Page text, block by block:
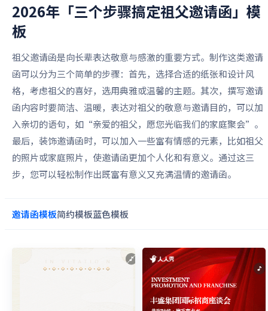
2026年「三个步骤搞定祖父邀请函」 模
板
祖父邀请函是向长辈表达敬意与感激的重要方式。制作这类邀请
函可以分为三个简单的步骤：首先，选择合适的纸张和设计风
格，考虑祖父的喜好，选用典雅或温馨的主题。其次，撰写邀请
函内容时要简洁、温暖，表达对祖父的敬意与邀请目的，可以加
入亲切的语句，如“亲爱的祖父，愿您光临我们的家庭聚会”。
最后，装饰邀请函时，可以加入一些富有情感的元素，比如祖父
的照片或家庭照片，使邀请函更加个人化和有意义。通过这三
步，您可以轻松制作出既富有意义又充满温情的邀请函。
邀请函模板简约模板蓝色模板